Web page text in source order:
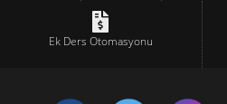
Ek Ders Otomasyonu